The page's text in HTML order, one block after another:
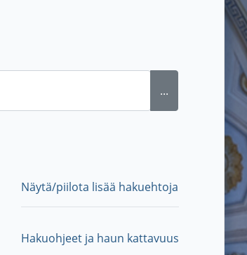
...
Näytä/piilota lisää hakuehtoja
Hakuohjeet ja haun kattavuus